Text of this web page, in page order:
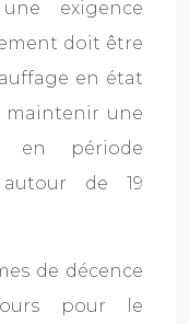
exigence
doit être
en état
maintenir une
en période
autour de 19
de décence
pour le